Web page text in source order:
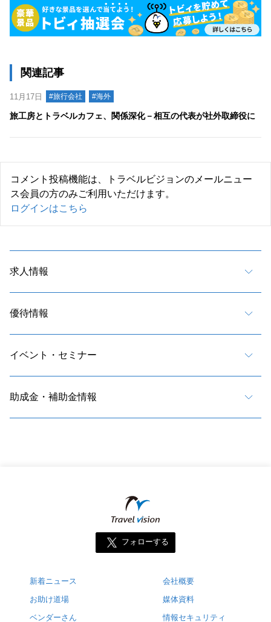
関連記事
11月17日 #旅行会社 #海外
旅工房とトラベルカフェ、関係深化－相互の代表が社外取締役に
コメント投稿機能は、トラベルビジョンのメールニュー
ス会員の方のみご利用いただけます。
ログインはこちら
求人情報
優待情報
イベント・セミナー
助成金・補助金情報
フォローする
新着ニュース
お助け道場
ベンダーさん
会社概要
媒体資料
情報セキュリティ